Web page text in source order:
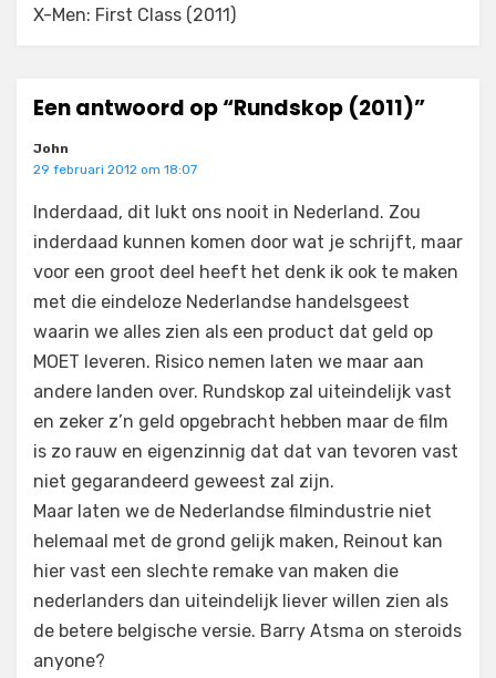
X-Men: First Class (2011)
Een antwoord op “Rundskop (2011)”
John
29 februari 2012 om 18:07
Inderdaad, dit lukt ons nooit in Nederland. Zou
inderdaad kunnen komen door wat je schrijft, maar
voor een groot deel heeft het denk ik ook te maken
met die eindeloze Nederlandse handelsgeest
waarin we alles zien als een product dat geld op
MOET leveren. Risico nemen laten we maar aan
andere landen over. Rundskop zal uiteindelijk vast
en zeker z’n geld opgebracht hebben maar de film
is zo rauw en eigenzinnig dat dat van tevoren vast
niet gegarandeerd geweest zal zijn.
Maar laten we de Nederlandse filmindustrie niet
helemaal met de grond gelijk maken, Reinout kan
hier vast een slechte remake van maken die
nederlanders dan uiteindelijk liever willen zien als
de betere belgische versie. Barry Atsma on steroids
anyone?